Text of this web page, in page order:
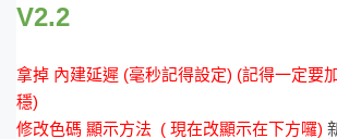
V2.2
拿掉 內建延遲 (毫秒記得設定) (記得一定要
穩)
修改色碼 顯示方法 ( 現在改顯示在下方囉)